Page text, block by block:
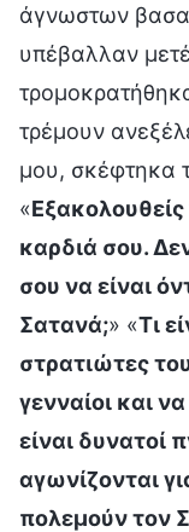
άγνωστων
υπέβαλλαν
τρέμουν
μου, σκέφτηκα
«
καρδιά σου.
σου να είναι
Σατανά;» «Τι
στρατιώτες
γενναίοι και
είναι δυνατοί
αγωνίζονται
πολεμούν τον